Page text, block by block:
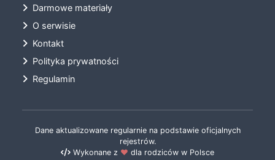
Darmowe materiały
O serwisie
Kontakt
Polityka prywatności
Regulamin
Dane aktualizowane regularnie na podstawie oficjalnych
rejestrów.
Wykonane z ❤️ dla rodziców w Polsce